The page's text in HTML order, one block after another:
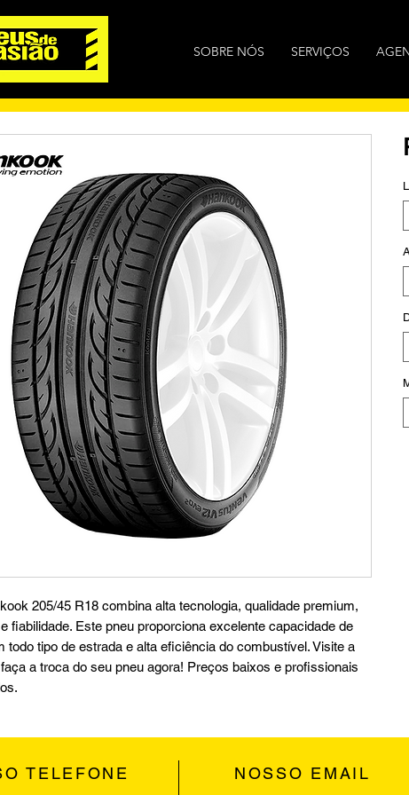
SOBRE NÓS SERVIÇOS
205/45 R18 combina alta tecnologia, qualidade premium,
fiabilidade. Este pneu proporciona excelente capacidade de
todo tipo de estrada e alta eficiência do combustível. Visite a
a troca do seu pneu agora! Preços baixos e profissionais
TELEFONE NOSSO EMAIL